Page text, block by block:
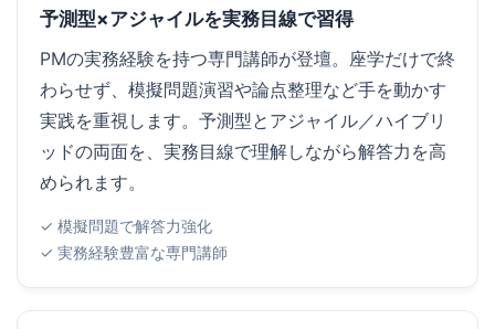
予測型×アジャイルを実務目線で習得
PMの実務経験を持つ専門講師が登壇。座学だけで終
わらせず、模擬問題演習や論点整理など手を動かす
実践を重視します。予測型とアジャイル／ハイブリ
ッドの両面を、実務目線で理解しながら解答力を高
められます。
✓ 模擬問題で解答力強化
✓ 実務経験豊富な専門講師